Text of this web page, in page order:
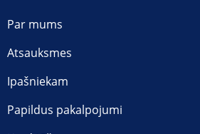
Par mums
Atsauksmes
Ipašniekam
Papildus pakalpojumi